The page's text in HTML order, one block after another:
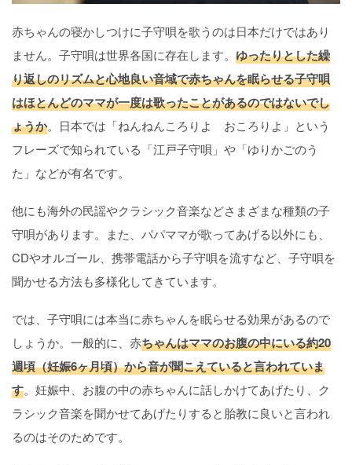
赤ちゃんの寝かしつけに子守唄を歌うのは日本だけではあり
ません。子守唄は世界各国に存在します。 ゆったりとした繰
り返しのリズムと心地良い音域で赤ちゃんを眠らせる子守唄
はほとんどのママが一度は歌ったことがあるのではないでし
ょうか。日本では「ねんねんころりよ おころりよ」という
フレーズで知られている「江戸子守唄」や「ゆりかごのう
た」などが有名です。
他にも海外の民謡やクラシック音楽などさまざまな種類の子
守唄があります。また、パパママが歌ってあげる以外にも、
CDやオルゴール、携帯電話から子守唄を流すなど、子守唄を
聞かせる方法も多様化してきています。
では、子守唄には本当に赤ちゃんを眠らせる効果があるので
しょうか。一般的に、赤ちゃんはママのお腹の中にいる約20
週頃（妊娠6ヶ月頃）から音が聞こえていると言われていま
す。妊娠中、お腹の中の赤ちゃんに話しかけてあげたり、ク
ラシック音楽を聞かせてあげたりすると胎教に良いと言われ
るのはそのためです。